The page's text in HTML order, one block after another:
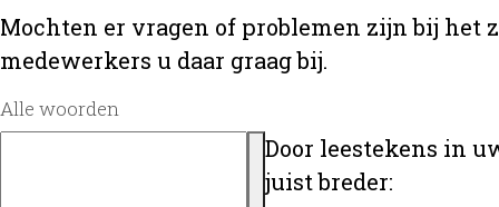
Mochten er vragen of problemen zijn bij het
medewerkers u daar graag bij.
Alle woorden
Door leestekens in
juist breder: